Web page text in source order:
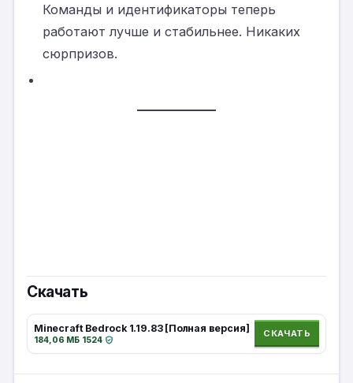
Команды и идентификаторы теперь
работают лучше и стабильнее. Никаких
сюрпризов.
Скачать
Minecraft Bedrock 1.19.83 [Полная версия]
184,06 МБ·1524·
СКАЧАТЬ